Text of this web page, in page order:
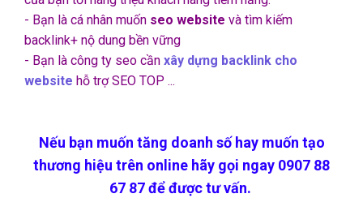
- Bạn là cá nhân muốn seo website và tìm kiếm
backlink+ nộ dung bền vững
- Bạn là công ty seo cần xây dựng backlink cho
website hỗ trợ SEO TOP ...
Nếu bạn muốn tăng doanh số hay muốn tạo
thương hiệu trên online hãy gọi ngay 0907 88
67 87để được tư vấn.